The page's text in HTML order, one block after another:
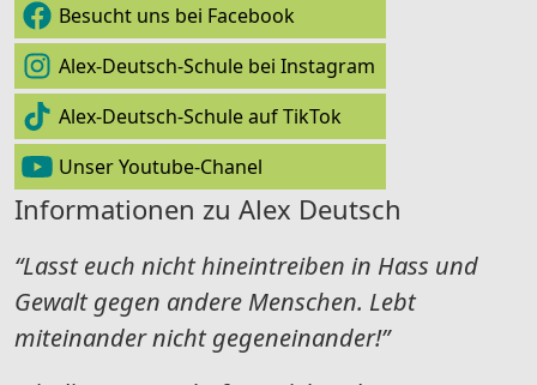
Besucht uns bei Facebook
Alex-Deutsch-Schule bei Instagram
Alex-Deutsch-Schule auf TikTok
Unser Youtube-Chanel
Informationen zu Alex Deutsch
“Lasst euch nicht hineintreiben in Hass und
Gewalt gegen andere Menschen. Lebt
miteinander nicht gegeneinander!”